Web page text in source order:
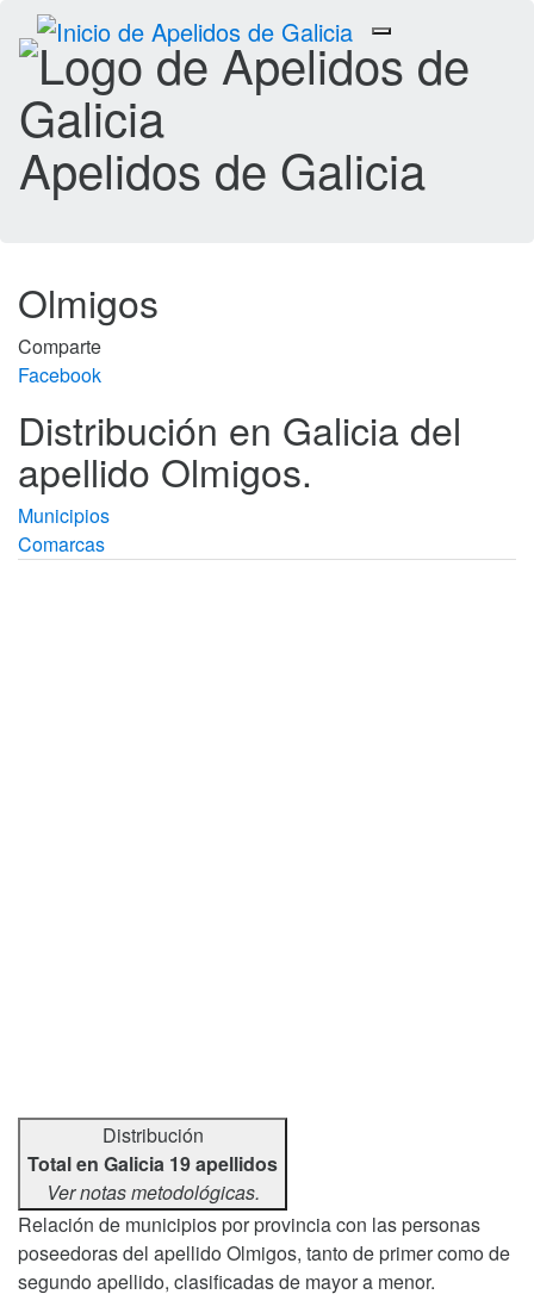
Toggle
navigation
Apelidos de Galicia
Olmigos
Comparte
Facebook
Distribución en Galicia del
apellido Olmigos.
Municipios
Comarcas
Distribución
Total en Galicia 19 apellidos
Ver notas metodológicas.
Relación de municipios por provincia con las personas
poseedoras del apellido Olmigos, tanto de primer como de
segundo apellido, clasificadas de mayor a menor.